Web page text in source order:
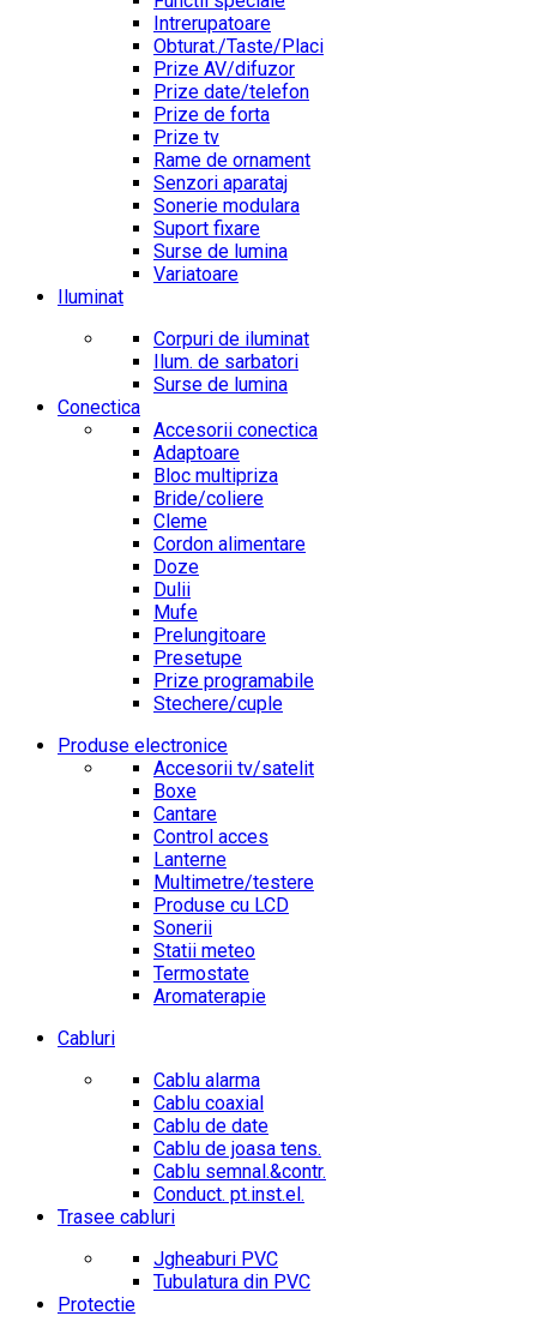
Intrerupatoare
Obturat./Taste/Placi
Prize AV/difuzor
Prize date/telefon
Prize de forta
Prize tv
Rame de ornament
Senzori aparataj
Sonerie modulara
Suport fixare
Surse de lumina
Variatoare
Iluminat
Corpuri de iluminat
Ilum. de sarbatori
Surse de lumina
Conectica
Accesorii conectica
Adaptoare
Bloc multipriza
Bride/coliere
Cleme
Cordon alimentare
Doze
Dulii
Mufe
Prelungitoare
Presetupe
Prize programabile
Stechere/cuple
Produse electronice
Accesorii tv/satelit
Boxe
Cantare
Control acces
Lanterne
Multimetre/testere
Produse cu LCD
Sonerii
Statii meteo
Termostate
Aromaterapie
Cabluri
Cablu alarma
Cablu coaxial
Cablu de date
Cablu de joasa tens.
Cablu semnal.&contr.
Conduct. pt.inst.el.
Trasee cabluri
Jgheaburi PVC
Tubulatura din PVC
Protectie